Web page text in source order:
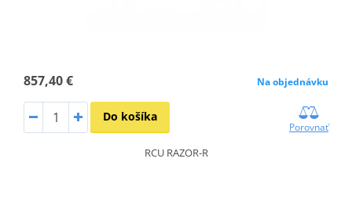
857,40 € Na objednávku
Do košíka
Porovnať
RCU RAZOR-R